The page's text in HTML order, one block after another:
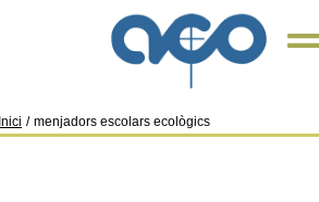
Inici / menjadors escolars ecològics